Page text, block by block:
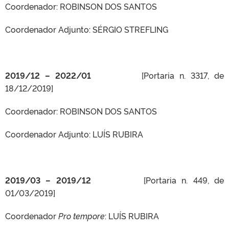
Coordenador: ROBINSON DOS SANTOS
Coordenador Adjunto: SÉRGIO STREFLING
2019/12 – 2022/01 [Portaria n. 3317, de
18/12/2019]
Coordenador: ROBINSON DOS SANTOS
Coordenador Adjunto: LUÍS RUBIRA
2019/03 – 2019/12 [Portaria n. 449, de
01/03/2019]
CoordenadorPro tempore: LUÍS RUBIRA